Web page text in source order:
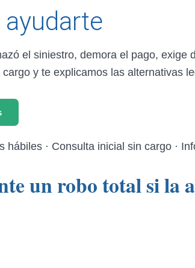
el siniestro, demora el pago,
y te explicamos las alternativas
hábiles · Consulta inicial sin cargo ·
un robo total si la